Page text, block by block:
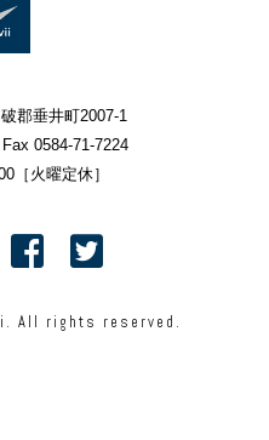
郡垂井町2007-1
0584-71-7224
［火曜定休］
All rights reserved.